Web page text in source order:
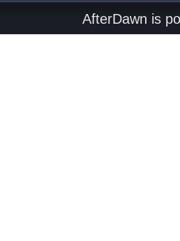
AfterDawn is